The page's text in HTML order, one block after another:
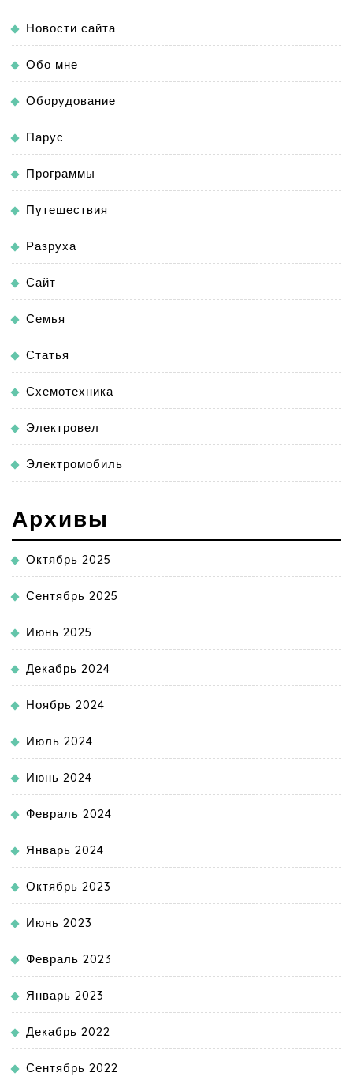
Новости сайта
Обо мне
Оборудование
Парус
Программы
Путешествия
Разруха
Сайт
Семья
Статья
Схемотехника
Электровел
Электромобиль
Архивы
Октябрь 2025
Сентябрь 2025
Июнь 2025
Декабрь 2024
Ноябрь 2024
Июль 2024
Июнь 2024
Февраль 2024
Январь 2024
Октябрь 2023
Июнь 2023
Февраль 2023
Январь 2023
Декабрь 2022
Сентябрь 2022